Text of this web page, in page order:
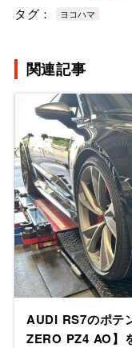
タグ： ヨコハマ
関連記事
AUDI RS7のポテ
ZERO PZ4 AO】